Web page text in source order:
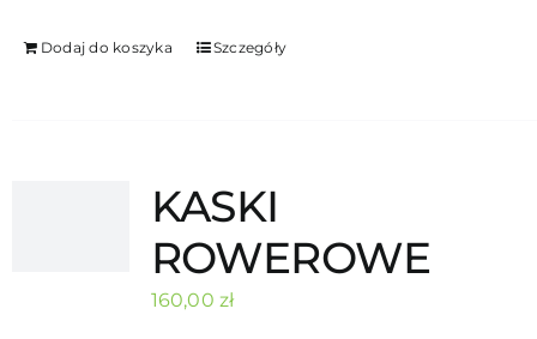
Dodaj do koszyka Szczegóły
KASKI
ROWEROWE
160,00 zł